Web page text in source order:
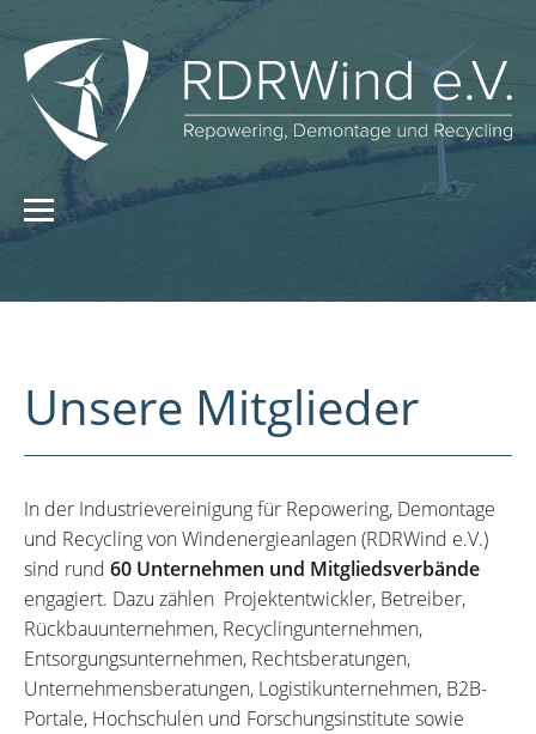
Unsere Mitglieder
In der Industrievereinigung für Repowering, Demontage
und Recycling von Windenergieanlagen (RDRWind e.V.)
sind rund 60 Unternehmen und Mitgliedsverbände
engagiert. Dazu zählen Projektentwickler, Betreiber,
Rückbauunternehmen, Recyclingunternehmen,
Entsorgungsunternehmen, Rechtsberatungen,
Unternehmensberatungen, Logistikunternehmen, B2B-
Portale, Hochschulen und Forschungsinstitute sowie